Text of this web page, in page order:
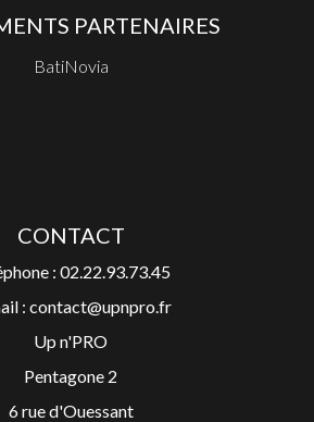
PARTENAIRES
BatiNovia
CONTACT
: 02.22.93.73.45
: contact@upnpro.fr
Up n'PRO
Pentagone 2
6 rue d'Ouessant